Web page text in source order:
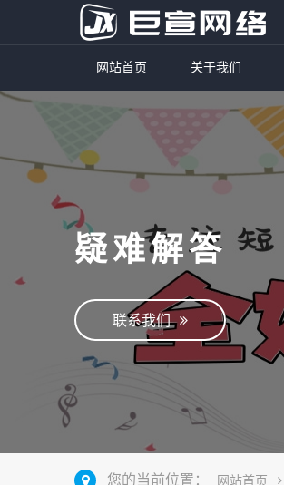
网站首页 关于我们
疑难解答
联系我们
您的当前位置： 网站首页